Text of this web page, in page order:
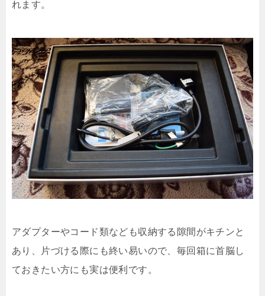
れます。
アダプターやコード類なども収納する隙間がキチンと
あり、片づける際にも終い易いので、毎回箱に首脳し
ておきたい方にも実は便利です。